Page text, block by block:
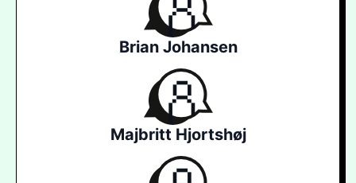
Brian Johansen
Majbritt Hjortshøj